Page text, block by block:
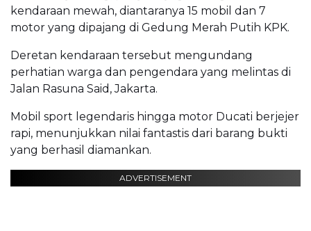
kendaraan mewah, diantaranya 15 mobil dan 7
motor yang dipajang di Gedung Merah Putih KPK.
Deretan kendaraan tersebut mengundang
perhatian warga dan pengendara yang melintas di
Jalan Rasuna Said, Jakarta.
Mobil sport legendaris hingga motor Ducati berjejer
rapi, menunjukkan nilai fantastis dari barang bukti
yang berhasil diamankan.
ADVERTISEMENT